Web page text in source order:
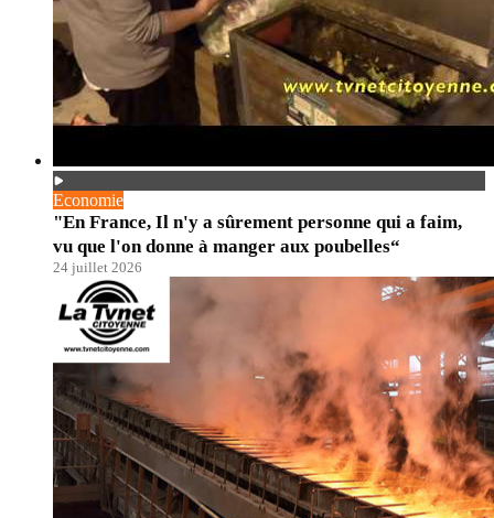
Economie
"En France, Il n'y a sûrement personne qui a faim,
vu que l'on donne à manger aux poubelles“
24 juillet 2026